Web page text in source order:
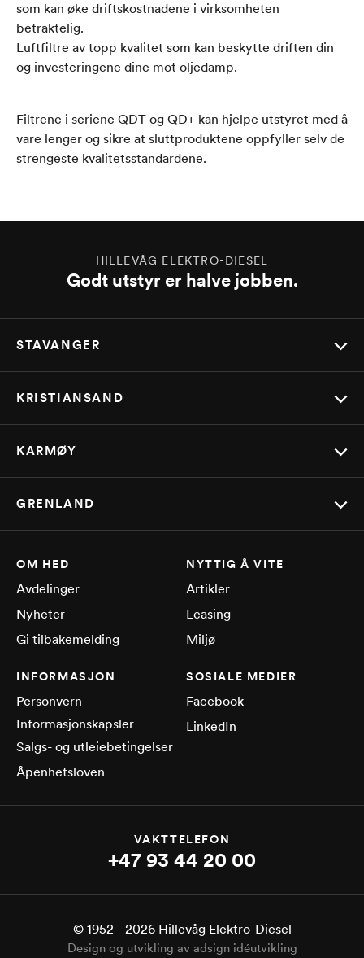
som kan øke driftskostnadene i virksomheten
betraktelig.
Luftfiltre av topp kvalitet som kan beskytte driften din
og investeringene dine mot oljedamp.
Filtrene i seriene QDT og QD+ kan hjelpe utstyret med å
vare lenger og sikre at sluttproduktene oppfyller selv de
strengeste kvalitetsstandardene.
HILLEVÅG ELEKTRO-DIESEL
Godt utstyr er halve jobben.
STAVANGER
KRISTIANSAND
KARMØY
GRENLAND
OM HED
Avdelinger
Nyheter
Gi tilbakemelding
NYTTIG Å VITE
Artikler
Leasing
Miljø
INFORMASJON
Personvern
Informasjonskapsler
Salgs- og utleiebetingelser
Åpenhetsloven
SOSIALE MEDIER
Facebook
LinkedIn
VAKTTELEFON
+47 93 44 20 00
© 1952 - 2026Hillevåg Elektro-Diesel
Design og utvikling av adsign idéutvikling